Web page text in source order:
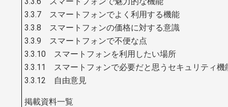
3.3.7 スマートフォンでよく利用する機能
3.3.8 スマートフォンの価格に対する意識
3.3.9 スマートフォンで不便な点
3.3.10 スマートフォンを利用したい場所
3.3.11 スマートフォンで必要だと思うセキュリティ機
3.3.12 自由意見
掲載資料一覧